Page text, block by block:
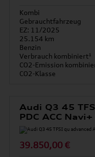
Kombi
Gebrauchtfahrzeug
EZ: 11/2025
25.154 km
Benzin
Verbrauch kombiniert¹
CO2-Emission
CO2-Klasse
Audi Q3 45
PDC ACC
39.850,00 €